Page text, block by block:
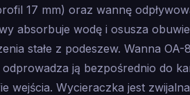
17 mm) oraz wannę
absorbuje wodę i osusza
stałe z podeszew. Wanna
ją bezpośrednio do
wejścia. Wycieraczka jest